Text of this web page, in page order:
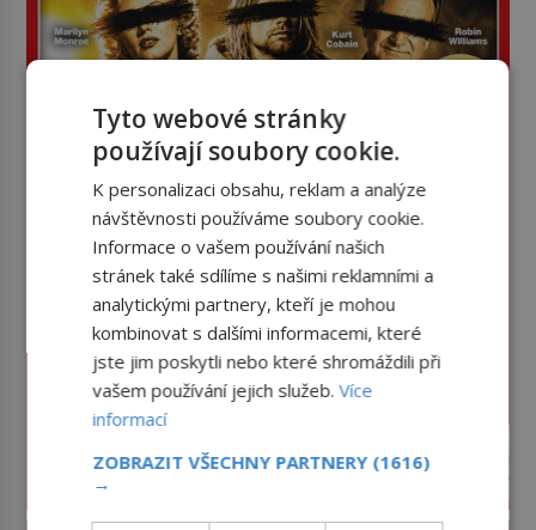
Tyto webové stránky
používají soubory cookie.
K personalizaci obsahu, reklam a analýze
návštěvnosti používáme soubory cookie.
Informace o vašem používání našich
stránek také sdílíme s našimi reklamními a
analytickými partnery, kteří je mohou
kombinovat s dalšími informacemi, které
jste jim poskytli nebo které shromáždili při
vašem používání jejich služeb.Více
informací
ZOBRAZIT VŠECHNY PARTNERY (1616)
→